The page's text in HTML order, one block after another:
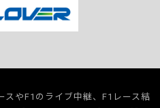
スやF1のライブ中継、F1レース結